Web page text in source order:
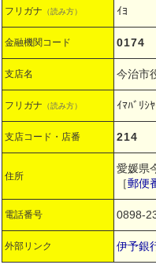
フリガナ （読み方） ｲﾖ
金融機関コード 0174
支店名 今治市
フリガナ （読み方） ｲﾏﾊﾞﾘｼ
支店コード・店番 214
住所
愛媛県
［郵便
電話番号 0898-
外部リンク 伊予銀